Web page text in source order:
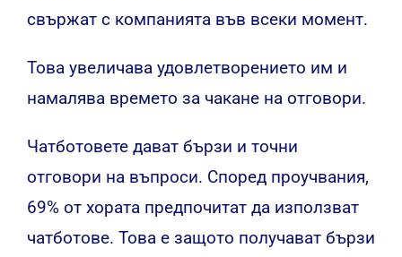
свържат с компанията във всеки момент.
Това увеличава удовлетворението им и
намалява времето за чакане на отговори.
Чатботовете дават бързи и точни
отговори на въпроси. Според проучвания,
69% от хората предпочитат да използват
чатботове. Това е защото получават бързи